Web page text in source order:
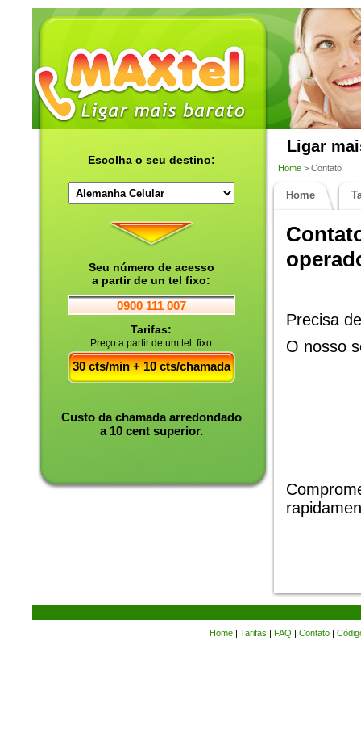
Escolha o seu destino:
Seu número de acesso
a partir de un tel fixo:
0900 111 007
Tarifas:
Preço a partir de um tel. fixo
30 cts/min + 10 cts/chamada
Custo da chamada arredondado
a 10 cent superior.
Ligar
Home > Contato
Home
Precisa
O nosso
Home | Tarifas | FAQ | Contato |